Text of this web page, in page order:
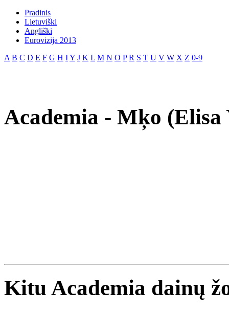
Pradinis
Lietuviški
Angliški
Eurovizija 2013
A B C D E F G H IY J K L M N O P R S T U V W X Z 0-9
Academia - Mķo
Kitu Academia dainų